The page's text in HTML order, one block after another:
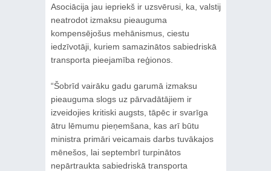
Asociācija jau iepriekš ir uzsvērusi, ka, valstij
neatrodot izmaksu pieauguma
kompensējošus mehānismus, ciestu
iedzīvotāji, kuriem samazinātos sabiedriskā
transporta pieejamība reģionos.
“Šobrīd vairāku gadu garumā izmaksu
pieauguma slogs uz pārvadātājiem ir
izveidojies kritiski augsts, tāpēc ir svarīga
ātru lēmumu pieņemšana, kas arī būtu
ministra primāri veicamais darbs tuvākajos
mēnešos, lai septembrī turpinātos
nepārtraukta sabiedriskā transporta